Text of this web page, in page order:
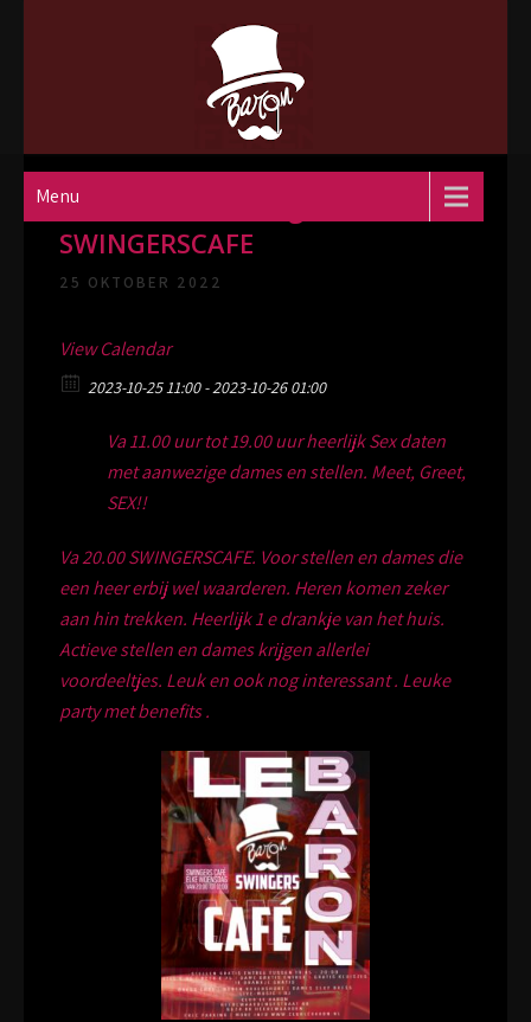
Parenclub Le Baron A2
De heftigste parenclub van Nederland
MenuDaY DATE4FUN Night:
SWINGERSCAFE
25 OKTOBER 2022
View Calendar
2023-10-25 11:00 - 2023-10-26 01:00
Va 11.00 uur tot 19.00 uur heerlijk Sex daten
met aanwezige dames en stellen. Meet, Greet,
SEX!!
Va 20.00 SWINGERSCAFE. Voor stellen en dames die
een heer erbij wel waarderen. Heren komen zeker
aan hin trekken. Heerlijk 1 e drankje van het huis.
Actieve stellen en dames krijgen allerlei
voordeeltjes. Leuk en ook nog interessant . Leuke
party met benefits .